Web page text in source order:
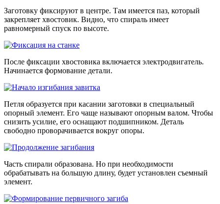
Заготовку фиксируют в центре. Там имеется паз, который
закрепляет хвостовик. Видно, что спираль имеет
равномерный спуск по высоте.
После фиксации хвостовика включается электродвигатель.
Начинается формование детали.
Петля образуется при касании заготовки в специальный
опорный элемент. Его чаще называют опорным валом. Чтобы
снизить усилие, его оснащают подшипником. Деталь
свободно проворачивается вокруг опоры.
Часть спирали образована. Но при необходимости
обрабатывать на большую длину, будет установлен съемный
элемент.